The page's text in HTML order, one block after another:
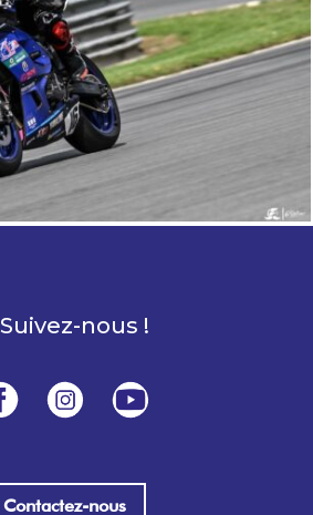
Suivez-nous !
Contactez-nous